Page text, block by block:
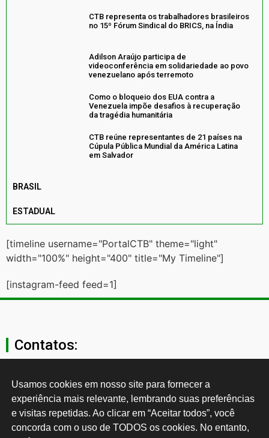
CTB representa os trabalhadores brasileiros
no 15º Fórum Sindical do BRICS, na Índia
Adilson Araújo participa de
videoconferência em solidariedade ao povo
venezuelano após terremoto
Como o bloqueio dos EUA contra a
Venezuela impõe desafios à recuperação
da tragédia humanitária
CTB reúne representantes de 21 países na
Cúpula Pública Mundial da América Latina
em Salvador
BRASIL
ESTADUAL
[timeline username="PortalCTB" theme="light"
width="100%" height="400" title="My Timeline"]
[instagram-feed feed=1]
Contatos:
secgeral@ctb.org.br
11 3874-0040
Rua Cardoso de Almeida, 1843, Sumaré São Paulo - SP -
Usamos cookies em nosso site para fornecer a
experiência mais relevante, lembrando suas preferências
e visitas repetidas. Ao clicar em “Aceitar todos”, você
concorda com o uso de TODOS os cookies. No entanto,